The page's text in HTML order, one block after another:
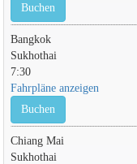
Buchen
Bangkok
Sukhothai
7:30
Fahrpläne anzeigen
Buchen
Chiang Mai
Sukhothai